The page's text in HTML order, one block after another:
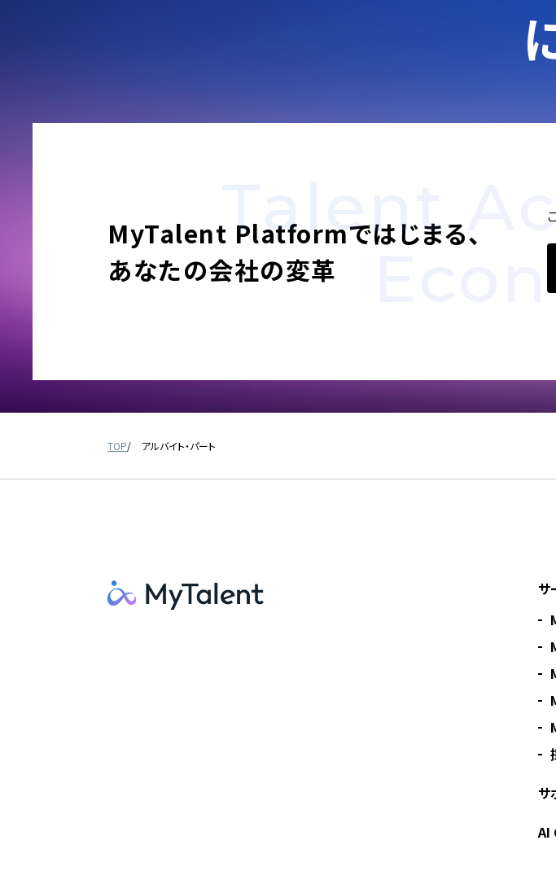
Talent
MyTalent Platformではじまる、
あなたの会社の変革
TOP アルバイト・パート
サ
サ
AI